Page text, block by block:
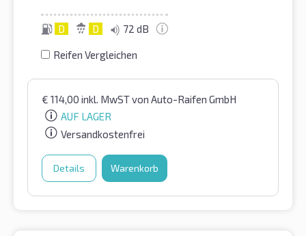
D D 72 dB
Reifen Vergleichen
€ 114,00 inkl. MwSTvon Auto-Raifen GmbH
AUF LAGER
Versandkostenfrei
Details Warenkorb